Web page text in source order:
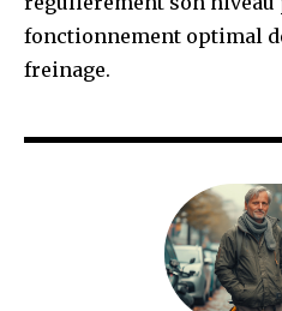
fonctionnement optimal
freinage.